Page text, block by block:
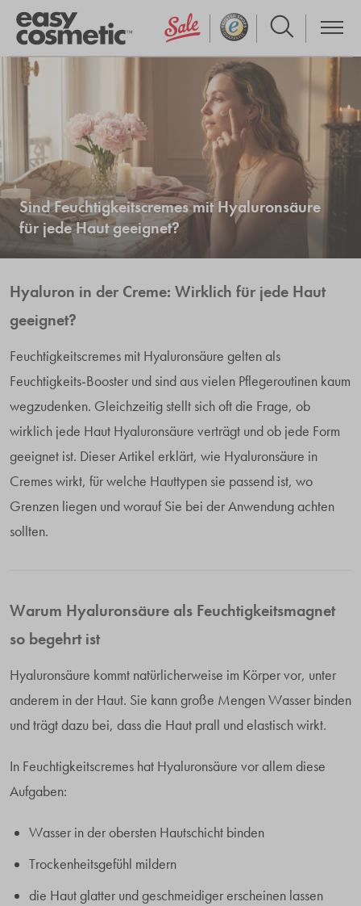
Sind Feuchtigkeitscremes mit Hyaluronsäure
für jede Haut geeignet?
Hyaluron in der Creme: Wirklich für jede Haut
geeignet?
Feuchtigkeitscremes mit Hyaluronsäure gelten als
Feuchtigkeits-Booster und sind aus vielen Pflegeroutinen kaum
wegzudenken. Gleichzeitig stellt sich oft die Frage, ob
wirklich jede Haut Hyaluronsäure verträgt und ob jede Form
geeignet ist. Dieser Artikel erklärt, wie Hyaluronsäure in
Cremes wirkt, für welche Hauttypen sie passend ist, wo
Grenzen liegen und worauf Sie bei der Anwendung achten
sollten.
Warum Hyaluronsäure als Feuchtigkeitsmagnet
so begehrt ist
Hyaluronsäure kommt natürlicherweise im Körper vor, unter
anderem in der Haut. Sie kann große Mengen Wasser binden
und trägt dazu bei, dass die Haut prall und elastisch wirkt.
In Feuchtigkeitscremes hat Hyaluronsäure vor allem diese
Aufgaben:
Wasser in der obersten Hautschicht binden
Trockenheitsgefühl mildern
die Haut glatter und geschmeidiger erscheinen lassen